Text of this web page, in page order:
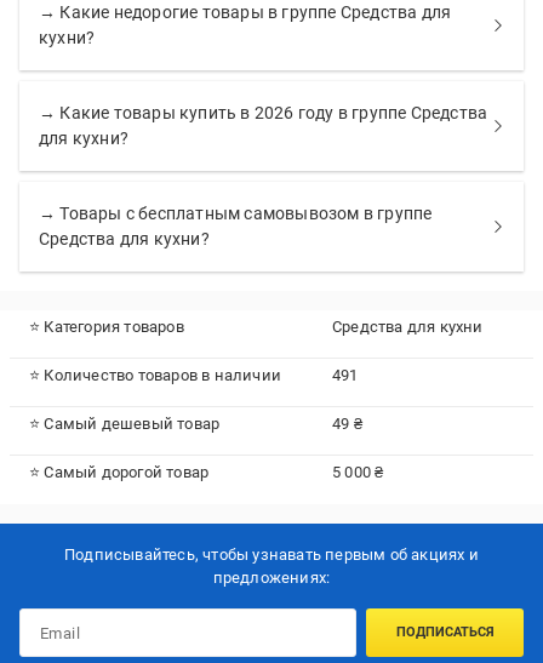
→ Какие недорогие товары в группе Средства для
кухни?
→ Какие товары купить в 2026 году в группе Средства
для кухни?
→ Товары с бесплатным самовывозом в группе
Средства для кухни?
⭐ Категория товаров Средства для кухни
⭐ Количество товаров в наличии 491
⭐ Самый дешевый товар 49 ₴
⭐ Самый дорогой товар 5 000 ₴
Подписывайтесь, чтобы узнавать первым об акцияx и
предложениях:
ПОДПИСАТЬСЯ